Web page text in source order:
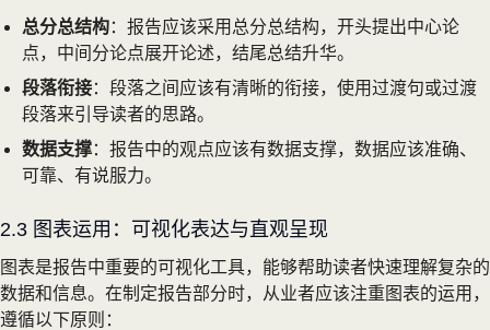
总分总结构：报告应该采用总分总结构，开头提出中心论
点，中间分论点展开论述，结尾总结升华。
段落衔接：段落之间应该有清晰的衔接，使用过渡句或过渡
段落来引导读者的思路。
数据支撑：报告中的观点应该有数据支撑，数据应该准确、
可靠、有说服力。
2.3 图表运用：可视化表达与直观呈现
图表是报告中重要的可视化工具，能够帮助读者快速理解复杂的
数据和信息。在制定报告部分时，从业者应该注重图表的运用，
遵循以下原则：